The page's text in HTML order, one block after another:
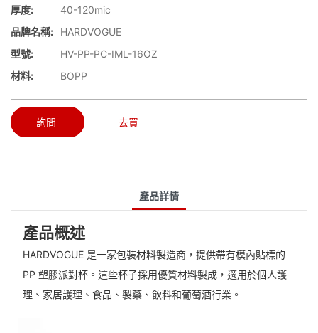
厚度:
40-120mic
品牌名稱:
HARDVOGUE
型號:
HV-PP-PC-IML-16OZ
材料:
BOPP
詢問 去買
產品詳情
產品概述
HARDVOGUE 是一家包裝材料製造商，提供帶有模內貼標的
PP 塑膠派對杯。這些杯子採用優質材料製成，適用於個人護
理、家居護理、食品、製藥、飲料和葡萄酒行業。